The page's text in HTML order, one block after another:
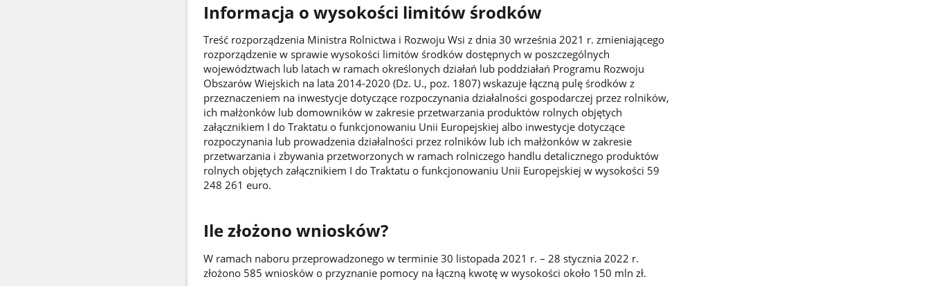
Informacja o wysokości limitów środków
Treść rozporządzenia Ministra Rolnictwa i Rozwoju Wsi z dnia 30 września 2021 r. zmieniającego
rozporządzenie w sprawie wysokości limitów środków dostępnych w poszczególnych
województwach lub latach w ramach określonych działań lub poddziałań Programu Rozwoju
Obszarów Wiejskich na lata 2014-2020 (Dz. U., poz. 1807) wskazuje łączną pulę środków z
przeznaczeniem na inwestycje dotyczące rozpoczynania działalności gospodarczej przez rolników,
ich małżonków lub domowników w zakresie przetwarzania produktów rolnych objętych
załącznikiem I do Traktatu o funkcjonowaniu Unii Europejskiej albo inwestycje dotyczące
rozpoczynania lub prowadzenia działalności przez rolników lub ich małżonków w zakresie
przetwarzania i zbywania przetworzonych w ramach rolniczego handlu detalicznego produktów
rolnych objętych załącznikiem I do Traktatu o funkcjonowaniu Unii Europejskiej w wysokości 59
248 261 euro.
Ile złożono wniosków?
W ramach naboru przeprowadzonego w terminie 30 listopada 2021 r. – 28 stycznia 2022 r.
złożono 585 wniosków o przyznanie pomocy na łączną kwotę w wysokości około 150 mln zł.